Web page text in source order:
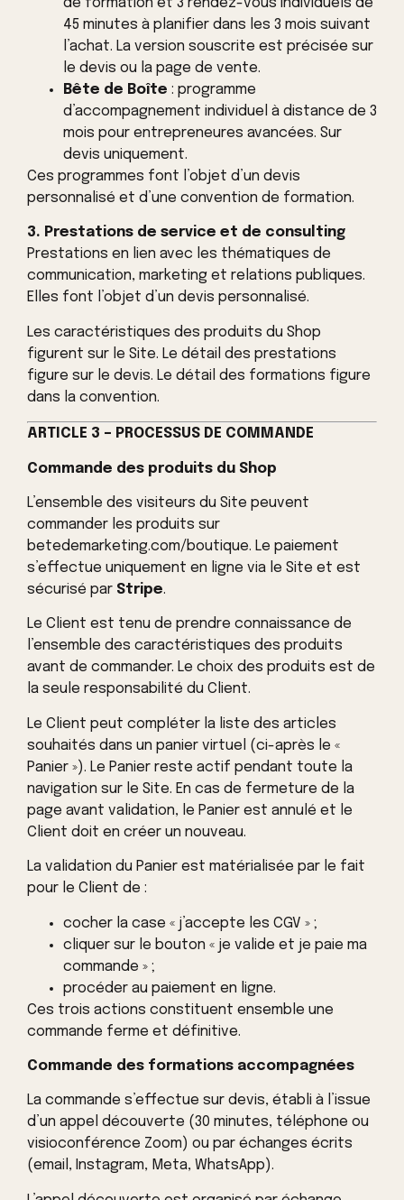
de formation et 3 rendez-vous individuels de
45 minutes à planifier dans les 3 mois suivant
l’achat. La version souscrite est précisée sur
le devis ou la page de vente.
Bête de Boîte : programme
d’accompagnement individuel à distance de 3
mois pour entrepreneures avancées. Sur
devis uniquement.
Ces programmes font l’objet d’un devis
personnalisé et d’une convention de formation.
3. Prestations de service et de consulting
Prestations en lien avec les thématiques de
communication, marketing et relations publiques.
Elles font l’objet d’un devis personnalisé.
Les caractéristiques des produits du Shop
figurent sur le Site. Le détail des prestations
figure sur le devis. Le détail des formations figure
dans la convention.
ARTICLE 3 – PROCESSUS DE COMMANDE
Commande des produits du Shop
L’ensemble des visiteurs du Site peuvent
commander les produits sur
betedemarketing.com/boutique. Le paiement
s’effectue uniquement en ligne via le Site et est
sécurisé par Stripe.
Le Client est tenu de prendre connaissance de
l’ensemble des caractéristiques des produits
avant de commander. Le choix des produits est de
la seule responsabilité du Client.
Le Client peut compléter la liste des articles
souhaités dans un panier virtuel (ci-après le «
Panier »). Le Panier reste actif pendant toute la
navigation sur le Site. En cas de fermeture de la
page avant validation, le Panier est annulé et le
Client doit en créer un nouveau.
La validation du Panier est matérialisée par le fait
pour le Client de :
cocher la case « j’accepte les CGV » ;
cliquer sur le bouton « je valide et je paie ma
commande » ;
procéder au paiement en ligne.
Ces trois actions constituent ensemble une
commande ferme et définitive.
Commande des formations accompagnées
La commande s’effectue sur devis, établi à l’issue
d’un appel découverte (30 minutes, téléphone ou
visioconférence Zoom) ou par échanges écrits
(email, Instagram, Meta, WhatsApp).